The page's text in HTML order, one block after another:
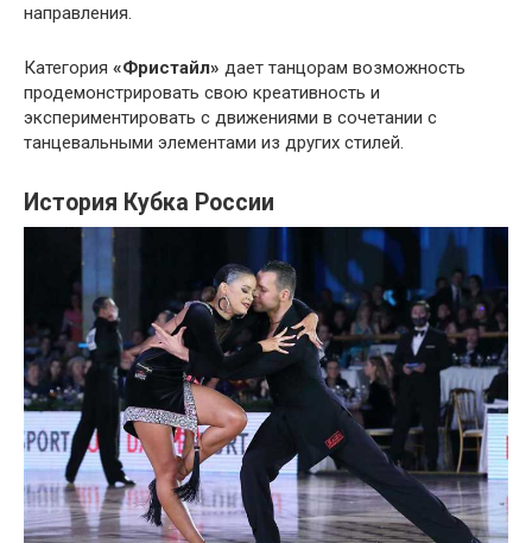
направления.
Категория «Фристайл» дает танцорам возможность
продемонстрировать свою креативность и
экспериментировать с движениями в сочетании с
танцевальными элементами из других стилей.
История Кубка России